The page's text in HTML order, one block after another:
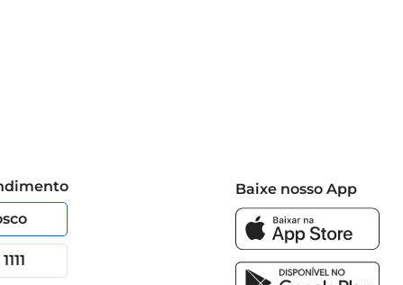
Baixe nosso App